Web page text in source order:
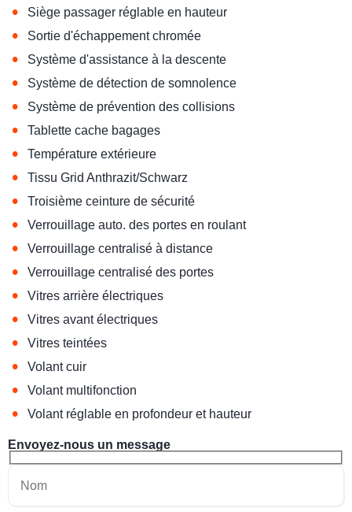
• Siège passager réglable en hauteur
• Sortie d'échappement chromée
• Système d'assistance à la descente
• Système de détection de somnolence
• Système de prévention des collisions
• Tablette cache bagages
• Température extérieure
• Tissu Grid Anthrazit/Schwarz
• Troisième ceinture de sécurité
• Verrouillage auto. des portes en roulant
• Verrouillage centralisé à distance
• Verrouillage centralisé des portes
• Vitres arrière électriques
• Vitres avant électriques
• Vitres teintées
• Volant cuir
• Volant multifonction
• Volant réglable en profondeur et hauteur
Envoyez-nous un message